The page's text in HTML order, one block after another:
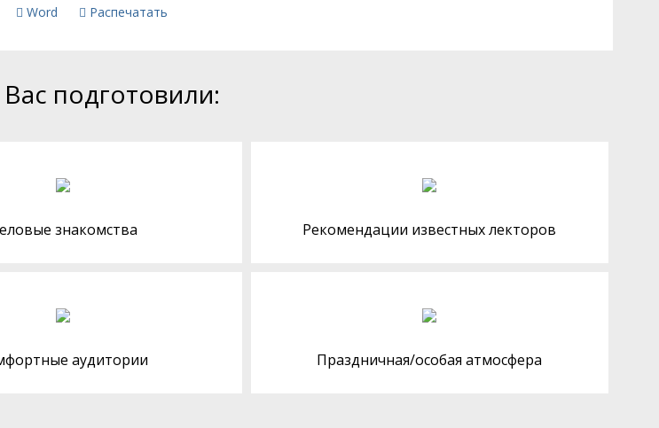
Word Распечатать
подготовили:
знакомства Рекомендации известных лекторов
аудитории Праздничная/особая атмосфера